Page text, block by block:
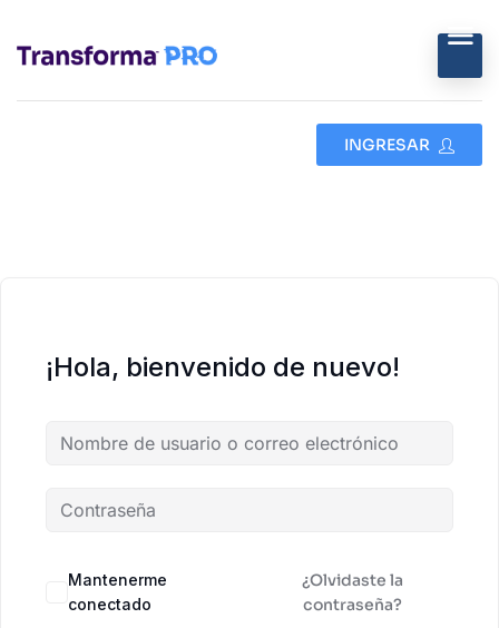
INGRESAR
¡Hola, bienvenido de nuevo!
Mantenerme
conectado
¿Olvidaste la
contraseña?